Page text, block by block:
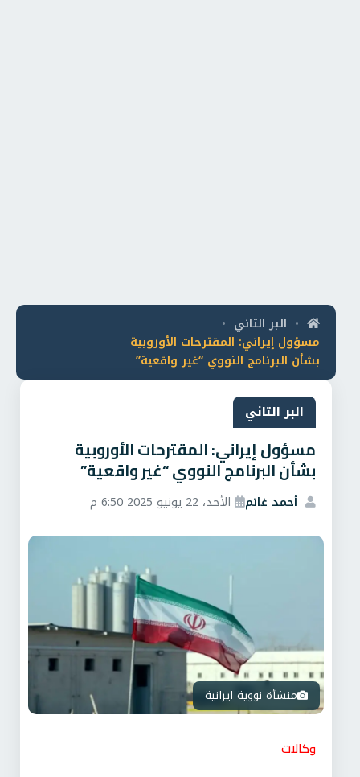
• البر التاني •
مسؤول إيراني: المقترحات الأوروبية
بشأن البرنامج النووي “غير واقعية”
البر التاني
مسؤول إيراني: المقترحات الأوروبية
بشأن البرنامج النووي “غير واقعية”
أحمد غانم الأحد، 22 يونيو 2025 6:50 م
منشأة نووية ايرانية
وكالات